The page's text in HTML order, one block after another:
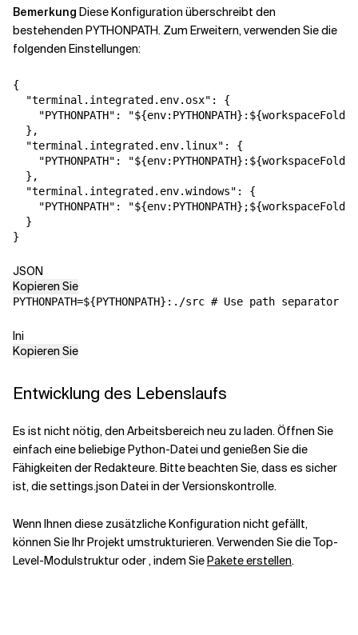
Bemerkung Diese Konfiguration überschreibt den
bestehenden PYTHONPATH. Zum Erweitern,verwenden Sie die
folgenden Einstellungen:
{
"terminal.integrated.env.osx" :
{
"PYTHONPATH" :
} ,
"terminal.integrated.env.linux" :
{
"PYTHONPATH" :
} ,
"terminal.integrated.env.windows" :
{
"PYTHONPATH" :
}
}
JSON
Kopieren Sie
PYTHONPATH=${PYTHONPATH}:./src # Use path separator
Ini
Kopieren Sie
Entwicklung des Lebenslaufs
Es ist nicht nötig, den Arbeitsbereich neu zu laden. Öffnen Sie
einfach eine beliebige Python-Datei und genießen Sie die
Fähigkeiten der Redakteure. Bitte beachten Sie, dass es sicher
ist, die settings.json Datei in der Versionskontrolle.
Wenn Ihnen diese zusätzliche Konfiguration nicht gefällt,
können Sie Ihr Projekt umstrukturieren.Verwenden Sie die Top-
Level-Modulstruktur oder, indem SiePakete erstellen.